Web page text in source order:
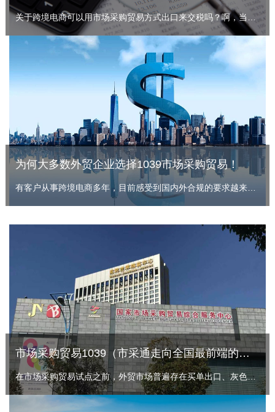
为何大多数外贸企业选择1039市场采购贸易！
有客户从事跨境电商多年，目前感受到国内外合规的要求越来高，因此寻求财税合规。
市场采购贸易1039（市采通走向全国最前端的常熟模式）
在市场采购贸易试点之前，外贸市场普遍存在买单出口、灰色收结汇问题。海关、税收、外汇等部门管理面临极大挑战，中小微企业想要合规通关也很难，双方都需找到一条合规出口通路。